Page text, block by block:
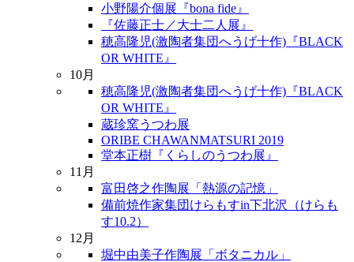
小野陽介個展『bona fide』
『佐藤正士／大士二人展』
穂高隆児(激陶者集団へうげ十作)『BLACK
OR WHITE』
10月
穂高隆児(激陶者集団へうげ十作)『BLACK
OR WHITE』
蔵珍窯うつわ展
ORIBE CHAWANMATSURI 2019
堂本正樹『くらしのうつわ展』
11月
富田啓之作陶展「熱源の記憶」
備前焼作家集団けらもすin下北沢（けらも
す10.2）
12月
堀中由美子作陶展「ボタニカル」